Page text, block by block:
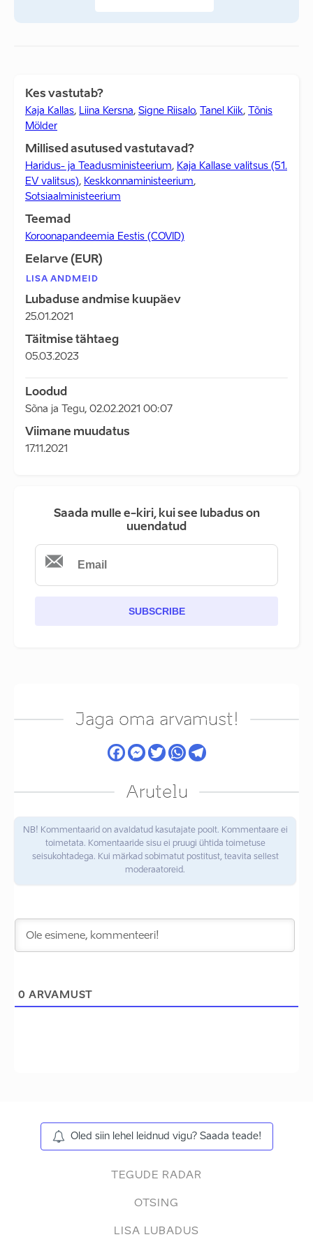
rahastamine.
tugiteenuste pakkumiseks 15
tervise staap tegutseb 2021. aasta lõpuni.
11. märtsi kabinetinõupidamisel tutvustas ettevõtlus- ja
turismisektori elavdamise tervikpaketti.
Kes vastutab?
Kaja Kallas, Liina Kersna, Signe Riisalo, Tanel Kiik,
Tõnis
Mölder
Millised asutused vastutavad?
Haridus- ja Teadusministeerium, Kaja Kallase valitsus (51.
EV valitsus), Keskkonnaministeerium,
Sotsiaalministeerium
Teemad
Koroonapandeemia Eestis (COVID)
Eelarve (EUR)
LISA ANDMEID
Lubaduse andmise kuupäev
25.01.2021
Täitmise tähtaeg
05.03.2023
Loodud
Sõna ja Tegu, 02.02.2021 00:07
Viimane muudatus
17.11.2021
Saada mulle e-kiri, kui see lubadus on
uuendatud
SUBSCRIBE
Jaga oma arvamust!
Arutelu
NB! Kommentaarid on avaldatud kasutajate poolt. Kommentaare ei
toimetata. Komentaaride sisu ei pruugi ühtida toimetuse
seisukohtadega. Kui märkad sobimatut postitust, teavita sellest
moderaatoreid.
0 ARVAMUST
Oled siin lehel leidnud vigu? Saada teade!
TEGUDE RADAR
OTSING
LISA LUBADUS